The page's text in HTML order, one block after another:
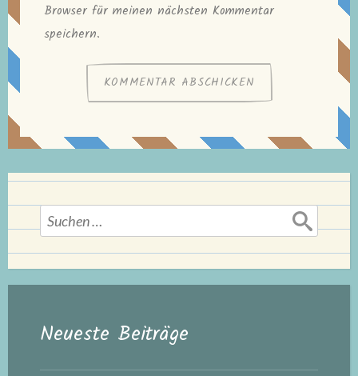
Browser für meinen nächsten Kommentar
speichern.
Suchen
nach:
Neueste Beiträge